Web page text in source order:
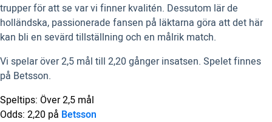
trupper för att se var vi finner kvalitén. Dessutom lär de
holländska, passionerade fansen på läktarna göra att det här
kan bli en sevärd tillställning och en målrik match.
Vi spelar över 2,5 mål till 2,20 gånger insatsen. Spelet finnes
på Betsson.
Speltips: Över 2,5 mål
Odds: 2,20 på Betsson